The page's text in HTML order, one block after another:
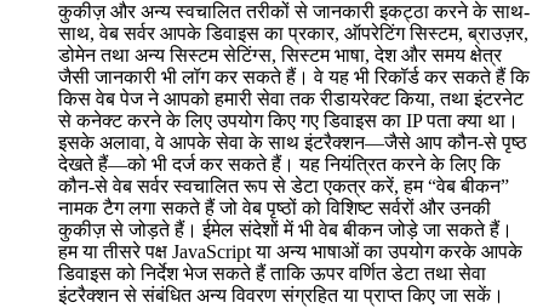
कुकीज़ और अन्य स्वचालित तरीकों से जानकारी इकट्ठा करने के साथ-
साथ, वेब सर्वर आपके डिवाइस का प्रकार, ऑपरेटिंग सिस्टम, ब्राउज़र,
डोमेन तथा अन्य सिस्टम सेटिंग्स, सिस्टम भाषा, देश और समय क्षेत्र
जैसी जानकारी भी लॉग कर सकते हैं। वे यह भी रिकॉर्ड कर सकते हैं कि
किस वेब पेज ने आपको हमारी सेवा तक रीडायरेक्ट किया, तथा इंटरनेट
से कनेक्ट करने के लिए उपयोग किए गए डिवाइस का IP पता क्या था।
इसके अलावा, वे आपके सेवा के साथ इंटरैक्शन—जैसे आप कौन-से पृष्ठ
देखते हैं—को भी दर्ज कर सकते हैं। यह नियंत्रित करने के लिए कि
कौन-से वेब सर्वर स्वचालित रूप से डेटा एकत्र करें, हम “वेब बीकन”
नामक टैग लगा सकते हैं जो वेब पृष्ठों को विशिष्ट सर्वरों और उनकी
कुकीज़ से जोड़ते हैं। ईमेल संदेशों में भी वेब बीकन जोड़े जा सकते हैं।
हम या तीसरे पक्ष JavaScript या अन्य भाषाओं का उपयोग करके आपके
डिवाइस को निर्देश भेज सकते हैं ताकि ऊपर वर्णित डेटा तथा सेवा
इंटरैक्शन से संबंधित अन्य विवरण संग्रहित या प्राप्त किए जा सकें।